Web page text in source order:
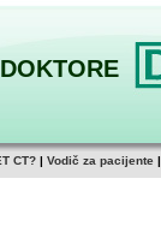
CT? | Vodič za pacijente |